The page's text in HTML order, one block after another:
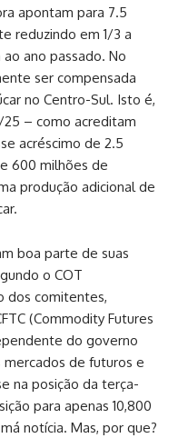
apontam para 7.5
reduzindo em 1/3 a
ano passado. No
ser compensada
no Centro-Sul. Isto é,
25 – como acreditam
acréscimo de 2.5
600 milhões de
produção adicional de
boa parte de suas
o COT
dos comitentes,
(Commodity Futures
do governo
mercados de futuros e
na posição da terça-
para apenas 10,800
notícia. Mas, por que?